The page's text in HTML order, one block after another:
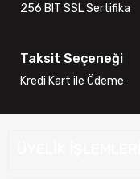
256 BIT SSL Sertifika
Taksit Seçeneği
Kredi Kart ile Ödeme